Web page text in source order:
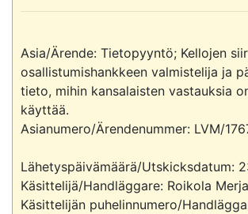
Asia/Ärende: Tietopyyntö; Kellojen
osallistumishankkeen valmistelija ja
tieto, mihin kansalaisten vastauksia
käyttää.
Asianumero/Ärendenummer: LVM/
Lähetyspäivämäärä/Utskicksdatum:
Käsittelijä/Handläggare: Roikola Merja
Käsittelijän puhelinnumero/